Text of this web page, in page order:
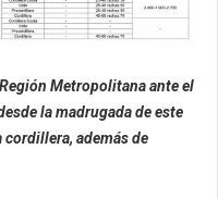
Metropolitana ante el
la madrugada de este
además de